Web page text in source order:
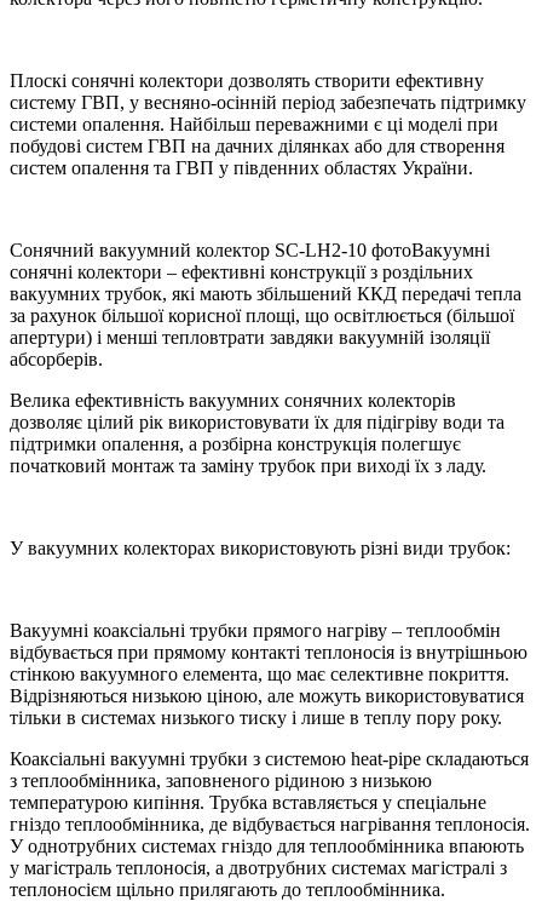
Плоскі сонячні колектори дозволять створити ефективну
систему ГВП, у весняно-осінній період забезпечать підтримку
системи опалення. Найбільш переважними є ці моделі при
побудові систем ГВП на дачних ділянках або для створення
систем опалення та ГВП у південних областях України.
Сонячний вакуумний колектор SC-LH2-10 фотоВакуумні
сонячні колектори – ефективні конструкції з роздільних
вакуумних трубок, які мають збільшений ККД передачі тепла
за рахунок більшої корисної площі, що освітлюється (більшої
апертури) і менші тепловтрати завдяки вакуумній ізоляції
абсорберів.
Велика ефективність вакуумних сонячних колекторів
дозволяє цілий рік використовувати їх для підігріву води та
підтримки опалення, а розбірна конструкція полегшує
початковий монтаж та заміну трубок при виході їх з ладу.
У вакуумних колекторах використовують різні види трубок:
Вакуумні коаксіальні трубки прямого нагріву – теплообмін
відбувається при прямому контакті теплоносія із внутрішньою
стінкою вакуумного елемента, що має селективне покриття.
Відрізняються низькою ціною, але можуть використовуватися
тільки в системах низького тиску і лише в теплу пору року.
Коаксіальні вакуумні трубки з системою heat-pipe складаються
з теплообмінника, заповненого рідиною з низькою
температурою кипіння. Трубка вставляється у спеціальне
гніздо теплообмінника, де відбувається нагрівання теплоносія.
У однотрубних системах гніздо для теплообмінника впаюють
у магістраль теплоносія, а двотрубних системах магістралі з
теплоносієм щільно прилягають до теплообмінника.